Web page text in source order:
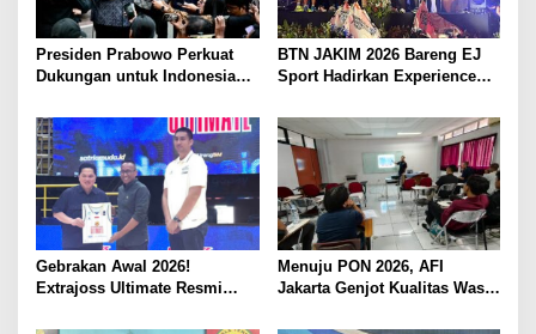
o
s
Presiden Prabowo Perkuat
Dukungan untuk Indonesia
ASEAN dan Persiapan
Timnas Menuju Piala Dunia
2030
BTN JAKIM 2026 Bareng EJ
Sport Hadirkan Experience
Gebrakan Awal 2026!
Extrajoss Ultimate Resmi
Menuju PON 2026, AFI
Jakarta Genjot Kualitas Wasit